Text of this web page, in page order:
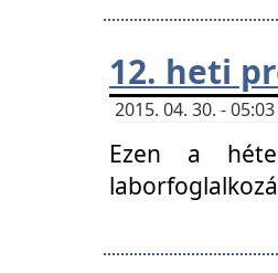
12. heti
2015. 04. 30. -
Ezen a